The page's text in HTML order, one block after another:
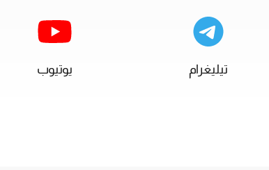
تيليغرام يوتيوب